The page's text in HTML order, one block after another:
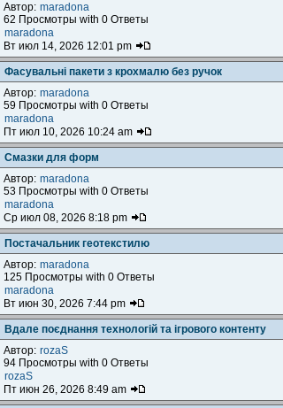
Автор: maradona
62 Просмотры with 0 Ответы
maradona
Вт июл 14, 2026 12:01 pm
Фасувальні пакети з крохмалю без ручок
Автор: maradona
59 Просмотры with 0 Ответы
maradona
Пт июл 10, 2026 10:24 am
Смазки для форм
Автор: maradona
53 Просмотры with 0 Ответы
maradona
Ср июл 08, 2026 8:18 pm
Постачальник геотекстилю
Автор: maradona
125 Просмотры with 0 Ответы
maradona
Вт июн 30, 2026 7:44 pm
Вдале поєднання технологій та ігрового контенту
Автор: rozaS
94 Просмотры with 0 Ответы
rozaS
Пт июн 26, 2026 8:49 am